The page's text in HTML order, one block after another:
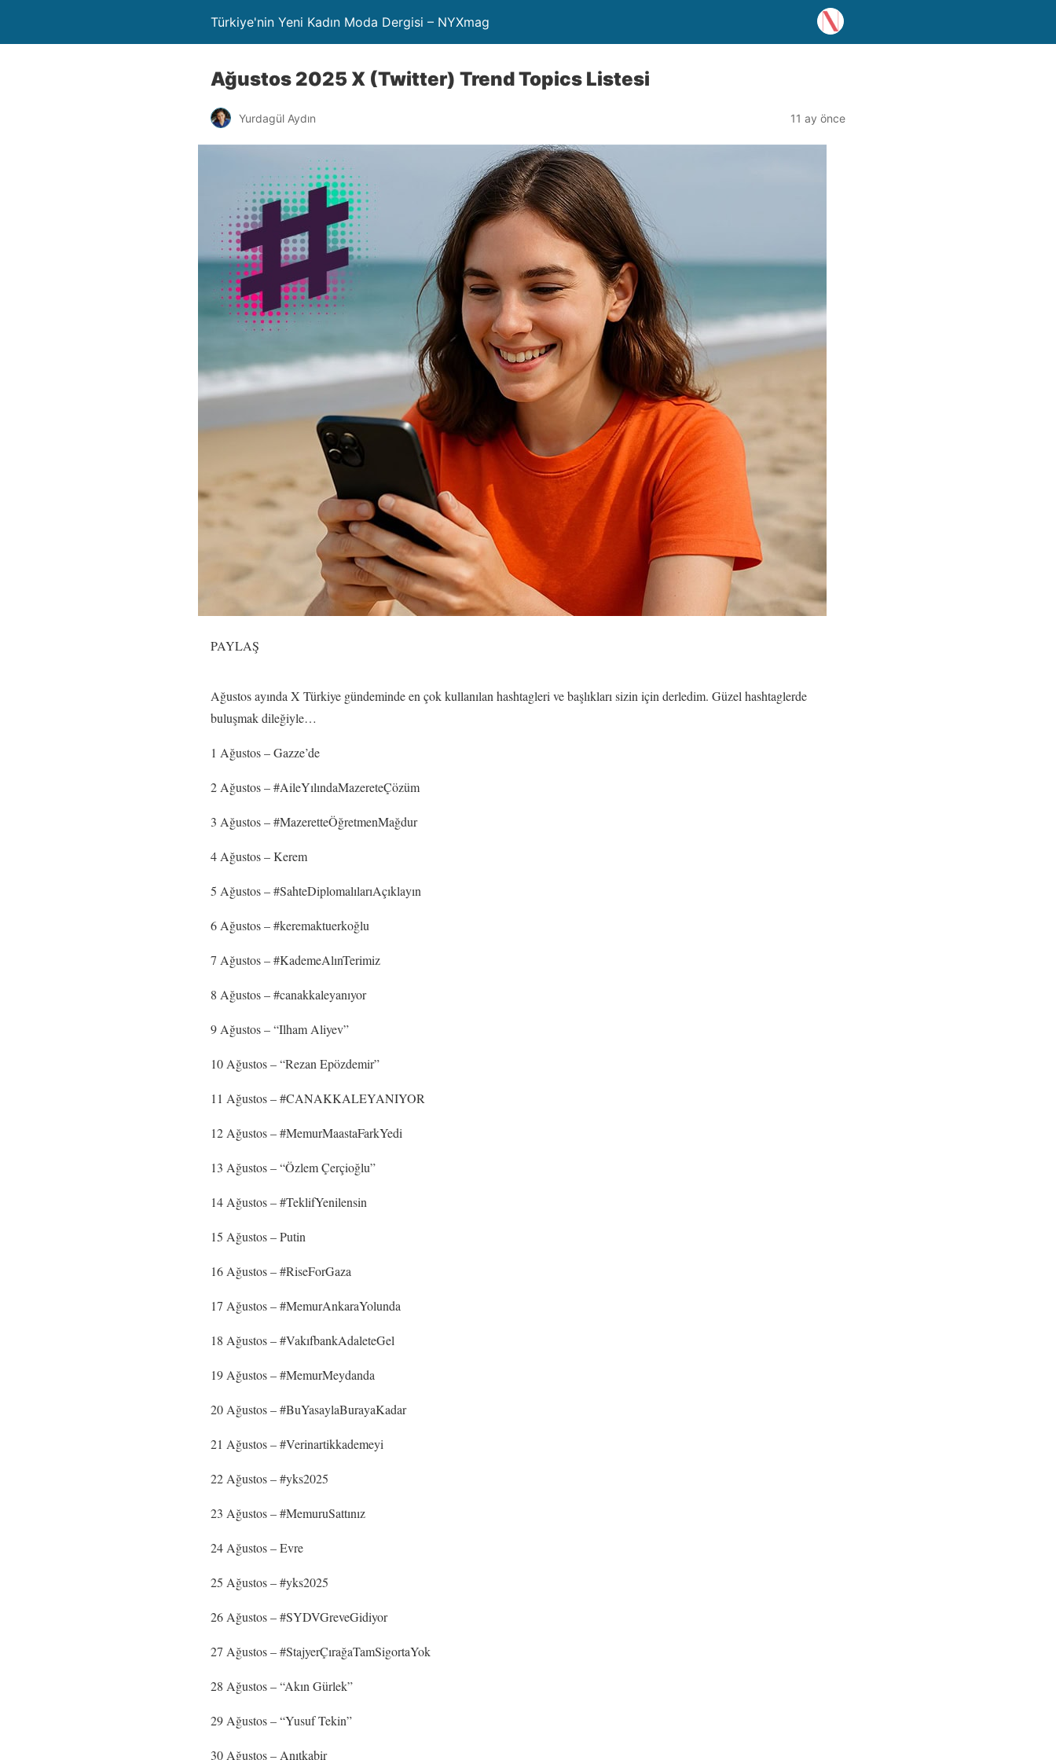
Türkiye'nin Yeni Kadın Moda Dergisi – NYXmag
Ağustos 2025 X (Twitter) Trend Topics Listesi
Yurdagül Aydın 11 ay önce
PAYLAŞ
Ağustos ayında X Türkiye gündeminde en çok kullanılan hashtagleri ve başlıkları sizin için derledim. Güzel hashtaglerde
buluşmak dileğiyle…
1 Ağustos – Gazze’de
2 Ağustos – #AileYılındaMazereteÇözüm
3 Ağustos – #MazeretteÖğretmenMağdur
4 Ağustos – Kerem
5 Ağustos – #SahteDiplomalılarıAçıklayın
6 Ağustos – #keremaktuerkoğlu
7 Ağustos – #KademeAlınTerimiz
8 Ağustos – #canakkaleyanıyor
9 Ağustos – “Ilham Aliyev”
10 Ağustos – “Rezan Epözdemir”
11 Ağustos – #CANAKKALEYANIYOR
12 Ağustos – #MemurMaastaFarkYedi
13 Ağustos – “Özlem Çerçioğlu”
14 Ağustos – #TeklifYenilensin
15 Ağustos – Putin
16 Ağustos – #RiseForGaza
17 Ağustos – #MemurAnkaraYolunda
18 Ağustos – #VakıfbankAdaleteGel
19 Ağustos – #MemurMeydanda
20 Ağustos – #BuYasaylaBurayaKadar
21 Ağustos – #Verinartikkademeyi
22 Ağustos – #yks2025
23 Ağustos – #MemuruSattınız
24 Ağustos – Evre
25 Ağustos – #yks2025
26 Ağustos – #SYDVGreveGidiyor
27 Ağustos – #StajyerÇırağaTamSigortaYok
28 Ağustos – “Akın Gürlek”
29 Ağustos – “Yusuf Tekin”
30 Ağustos – Anıtkabir